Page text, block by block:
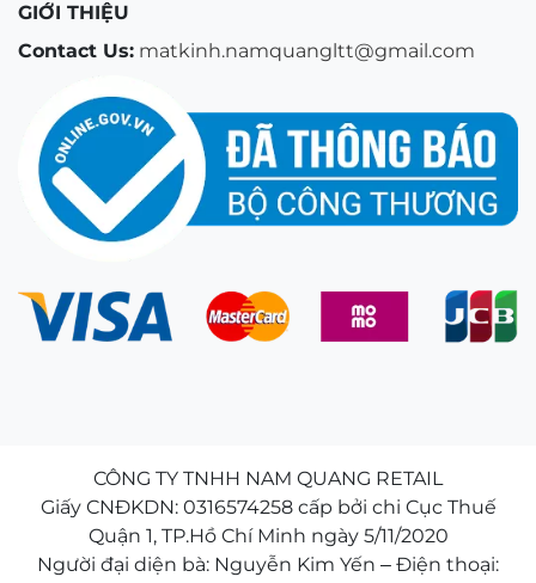
GIỚI THIỆU
Contact Us: matkinh.namquangltt@gmail.com
CÔNG TY TNHH NAM QUANG RETAIL
Giấy CNĐKDN: 0316574258 cấp bởi chi Cục Thuế
Quận 1, TP.Hồ Chí Minh ngày 5/11/2020
Người đại diện bà: Nguyễn Kim Yến – Điện thoại: